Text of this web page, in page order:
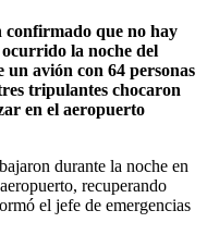
confirmado que no hay
la noche del
un avión con 64 personas
tripulantes chocaron
en el aeropuerto
durante la noche en
recuperando
el jefe de emergencias